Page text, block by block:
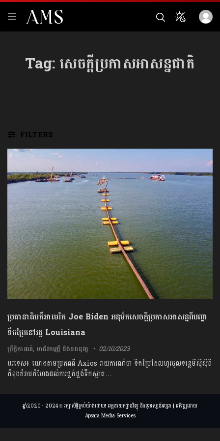
Tag:សេចក្តីប្រកាសអាសន្នជាតិ
FILTERS
ប្រធានាធិបតីអាមេរិក Joe Biden អនុម័តសេចក្តីប្រកាសអាសន្នពីបញ្ហា
ទឹកប្រៃនៅរដ្ឋ Louisiana
ព្រឹត្តិការណ៍, អាជីវកម្មថ្មី និងនវានុវត្ត 02/10/2023
បរទេស៖​ យោងតាមប្រភពពី Axios រាយការណ៍ថា ទឹក​ប្រៃ​ដែល​ហូរចូល​ទន្លេ​មីស៊ីស៊ីពី
កំពុង​គំរាម​កំហែង​ដល់​ការ​ផ្គត់​ផ្គង់​ទឹក​ស្អាត…
ឆ្នាំ2020 - 2024 © រក្សាសិទ្ធិគ្រប់យ៉ាងដោយ៖ អគ្គនាយកដ្ឋានវិទ្យុ និងទូរទស្សន៍អប្សរា | អភិវឌ្ឍដោយ
Apsara Media Services